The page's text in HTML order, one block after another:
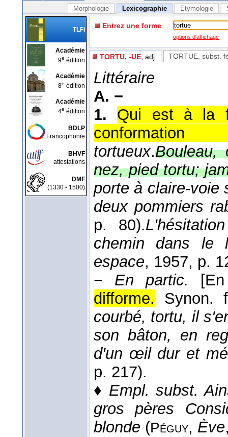
Morphologie Lexicographie Etymologie
TLFi
Académie
9e édition
Académie
8e édition
Académie
4e édition
BDLP
Francophonie
BHVF
attestations
DMF
(1330 - 1500)
Entrez une forme
options d'affichage
TORTU, -UE , adj. TORTUE, subst.
Littéraire
A. −
1.
Qui est à la
conformation
tortueux.Bouleau,
nez, pied tortu;
porte à claire-voie
deux pommiers
p. 80).
chemin dans le
espace, 1957, p.
− En partic.
difforme.
Synon.
courbé, tortu, il
son bâton, en
d'un œil dur et
p. 217).
♦ Empl. subst.
gros pères
blonde (Péguy, Ève